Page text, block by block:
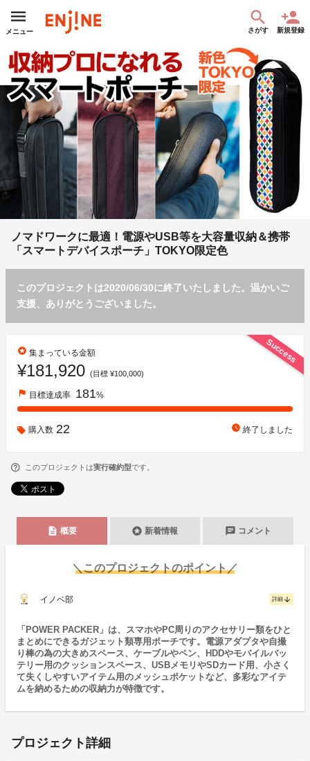
メニュー さがす 新規登録
ノマドワークに最適！電源やUSB等を大容量収納＆携帯
「スマートデバイスポーチ」TOKYO限定色
このプロジェクトは2020/06/30に終了いたしました。温かいご
支援、ありがとうございました。
Success
stars 集まっている金額
¥181,920 (目標 ¥100,000)
flag 目標達成率 181%
購入数 22 watch_later 終了しました
このプロジェクトは実行確約型です。
description 概要 stars 新着情報 chat コメント
＼このプロジェクトのポイント／
イノベ部 詳細 arrow_downward
「POWER PACKER」は、スマホやPC周りのアクセサリー類をひと
まとめにできるガジェット類専用ポーチです。電源アダプタや自撮
り棒の為の大きめスペース、ケーブルやペン、HDDやモバイルバッ
テリー用のクッションスペース、USBメモリやSDカード用、小さく
て失くしやすいアイテム用のメッシュポケットなど、多彩なアイテ
ムを納めるための収納力が特徴です。
プロジェクト詳細